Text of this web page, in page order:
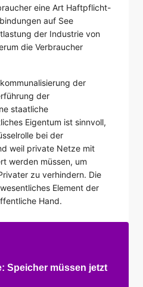
eine Art Haftpflicht-
auf See
der Industrie von
die Verbraucher
der
der
staatliche
Eigentum ist sinnvoll,
bei der
weil private Netze mit
werden müssen, um
zu verhindern. Die
Element der
Hand.
Speicher müssen jetzt